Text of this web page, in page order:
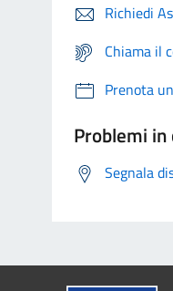
Richiedi
Chiama il
Prenota
Problemi
Segnala